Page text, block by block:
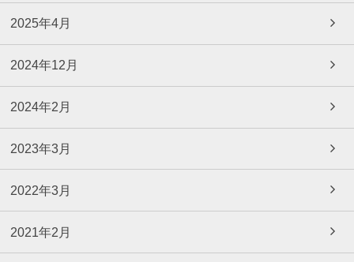
2025年4月
2024年12月
2024年2月
2023年3月
2022年3月
2021年2月